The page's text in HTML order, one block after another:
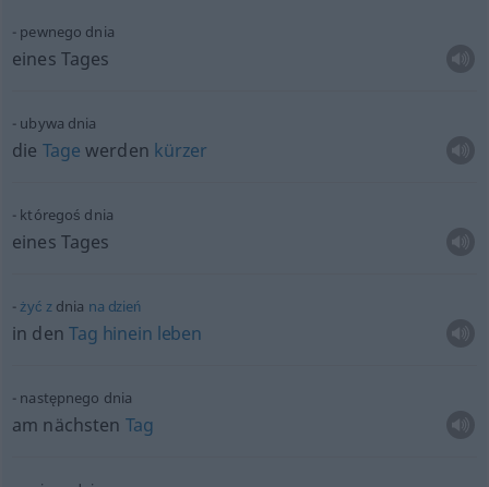
pewnego dnia
eines Tages
ubywa dnia
die Tage werden kürzer
któregoś dnia
eines Tages
żyć zdnia na dzień
in den Tag hinein leben
następnego dnia
am nächsten Tag